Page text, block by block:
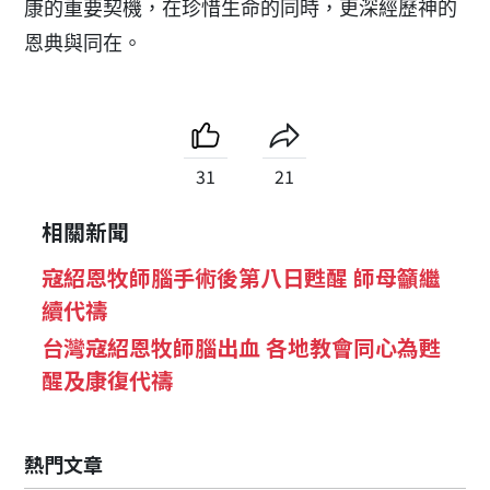
康的重要契機，在珍惜生命的同時，更深經歷神的
恩典與同在。
31 21
相關新聞
寇紹恩牧師腦手術後第八日甦醒 師母籲繼
續代禱
台灣寇紹恩牧師腦出血 各地教會同心為甦
醒及康復代禱
熱門文章